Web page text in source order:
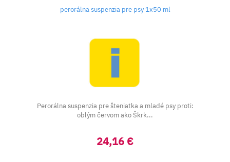
perorálna suspenzia pre psy 1x50 ml
Perorálna suspenzia pre šteniatka a mladé psy proti:
oblým červom ako Škrk...
24,16 €